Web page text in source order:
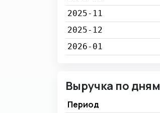
2025-11
2025-12
2026-01
Выручка по дням
Период